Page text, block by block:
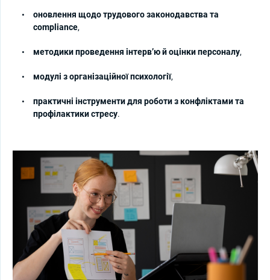
оновлення щодо трудового законодавства та
compliance,
методики проведення інтерв’ю й оцінки персоналу,
модулі з організаційної психології,
практичні інструменти для роботи з конфліктами та
профілактики стресу.